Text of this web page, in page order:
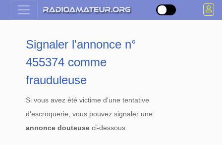
Signaler l'annonce n°
455374 comme
frauduleuse
Si vous avez été victime d'une tentative
d'escroquerie, vous pouvez signaler une
annonce douteuse ci-dessous.